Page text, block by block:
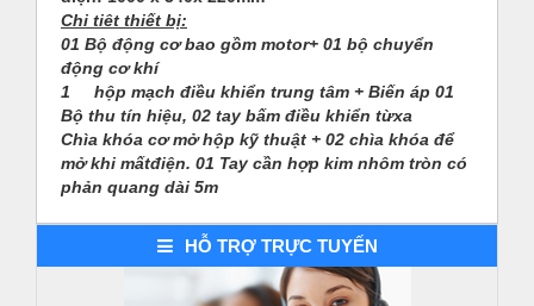
Chi tiêt thiết bị:
01 Bộ động cơ bao gồm motor+ 01 bộ chuyển
động cơ khí
1 hộp mạch điều khiển trung tâm + Biến áp 01
Bộ thu tín hiệu, 02 tay bấm điều khiển từxa
Chìa khóa cơ mở hộp kỹ thuật + 02 chìa khóa để
mở khi mấtđiện. 01 Tay cần hợp kim nhôm tròn có
phản quang dài 5m
HỖ TRỢ TRỰC TUYẾN
Demo dự án 2